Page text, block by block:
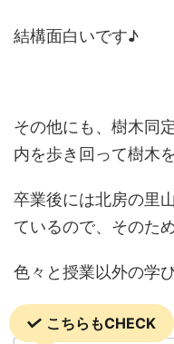
結構面白いです♪
その他にも、樹木同
内を歩き回って樹木
卒業後には北房の里
ているので、そのた
色々と授業以外の学
こちらもCHECK